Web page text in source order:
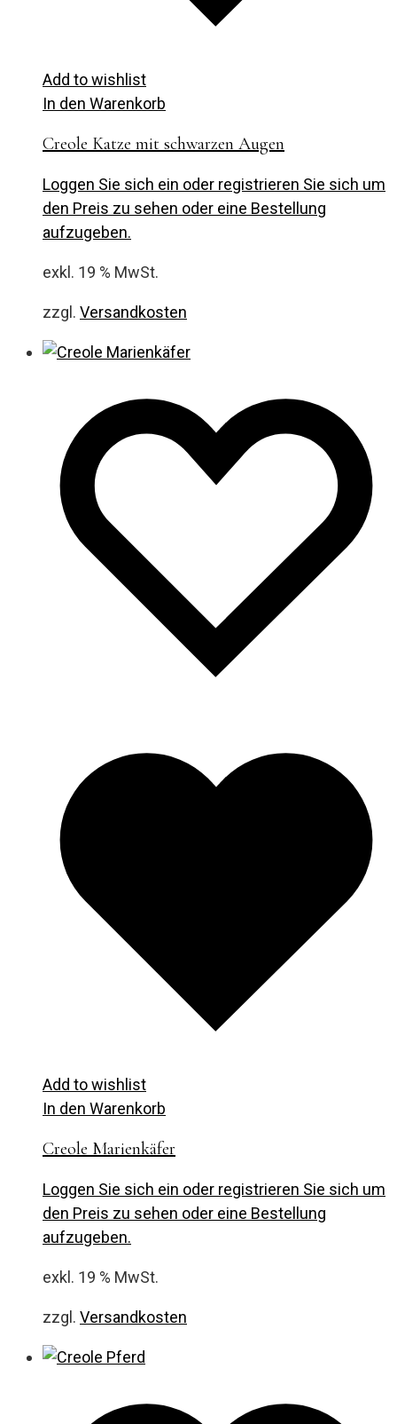
Add to wishlist
In den Warenkorb
Creole Katze mit schwarzen Augen
Loggen Sie sich ein oder registrieren Sie sich um
den Preis zu sehen oder eine Bestellung
aufzugeben.
exkl. 19 % MwSt.
zzgl. Versandkosten
Add to wishlist
In den Warenkorb
Creole Marienkäfer
Loggen Sie sich ein oder registrieren Sie sich um
den Preis zu sehen oder eine Bestellung
aufzugeben.
exkl. 19 % MwSt.
zzgl. Versandkosten